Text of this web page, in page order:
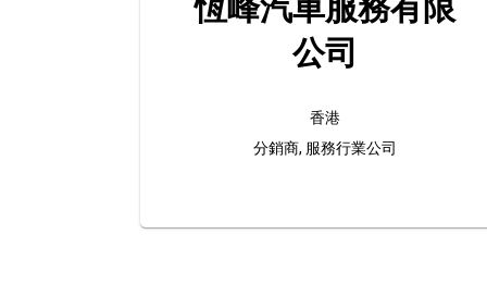
恆峰汽車服務有限
公司
香港
分銷商, 服務行業公司